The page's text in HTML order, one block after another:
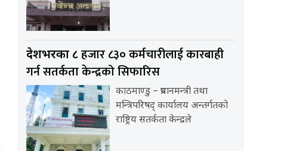
देशभरका ८हजार ८३० कर्मचारीलाई कारबाही
गर्न सतर्कता केन्द्रको सिफारिस
काठमाण्डु – प्रधानमन्त्री तथा
मन्त्रिपरिषद् कार्यालय अन्तर्गतको
राष्ट्रिय सतर्कता केन्द्रले